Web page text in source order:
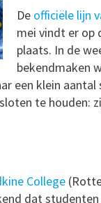
De officiële lijn
mei vindt er op
plaats. In de
bekendmaken
een klein
te houden:
College
dat